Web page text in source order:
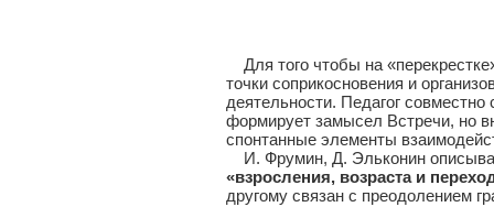
Для того чтобы на
точки соприкосновения и
деятельности. Педагог
формирует замысел Встречи, но
спонтанные элементы
И. Фрумин, Д. Эльконин
«взросления, возраста и
другому связан с преодолением